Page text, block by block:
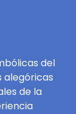
del
alegóricas
de la